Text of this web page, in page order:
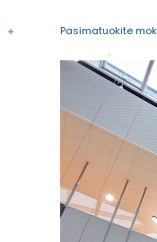
Pasimatuokite